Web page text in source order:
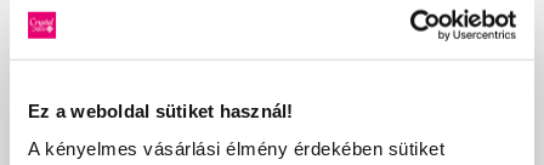
Ez a weboldal sütiket használ!
A kényelmes vásárlási élmény érdekében sütiket